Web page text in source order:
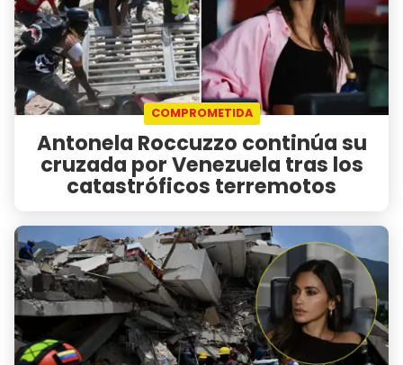
COMPROMETIDA
Antonela Roccuzzo continúa su
cruzada por Venezuela tras los
catastróficos terremotos